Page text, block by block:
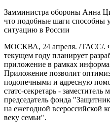
Замминистра обороны Анна
что подобные шаги способны
ситуацию в России
МОСКВА, 24 апреля. /ТАСС/.
текущем году планирует
приложение в рамках
Приложение позволит
подопечными и адресную
статс-секретарь -
председатель фонда
на ежегодной всероссийской
веку семьи".